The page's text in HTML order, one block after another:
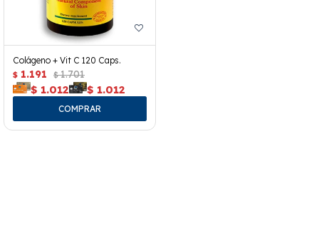
Colágeno + Vit C 120 Caps.
$ 1.191 $ 1.701
$ 1.012 $ 1.012